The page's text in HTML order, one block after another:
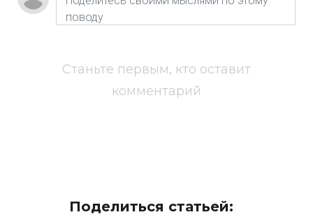
Станьте первым, кто оставит
комментарий
Поделиться статьей: